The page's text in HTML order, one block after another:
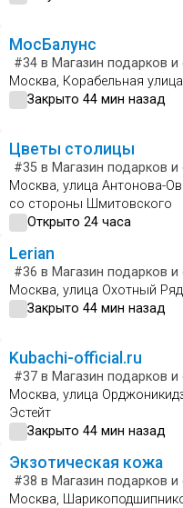
МосБалунс
#34 в Магазин подарков и
Москва, Корабельная
Закрыто 44 мин назад
Цветы столицы
#35 в Магазин подарков и
Москва, улица Антонова-
со стороны Шмитовского
Открыто 24 часа
Lerian
#36 в Магазин подарков и
Москва, улица Охотный
Закрыто 44 мин назад
Kubachi-official.ru
#37 в Магазин подарков и
Москва, улица
Эстейт
Закрыто 44 мин назад
Экзотическая кожа
#38 в Магазин подарков и
Москва,